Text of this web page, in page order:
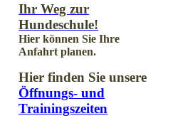
Ihr Weg zur
Hundeschule!
Hier können Sie Ihre
Anfahrt planen.
Hier finden Sie unsere
Öffnungs- und
Trainingszeiten